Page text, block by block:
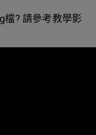
檔? 請參考教學影